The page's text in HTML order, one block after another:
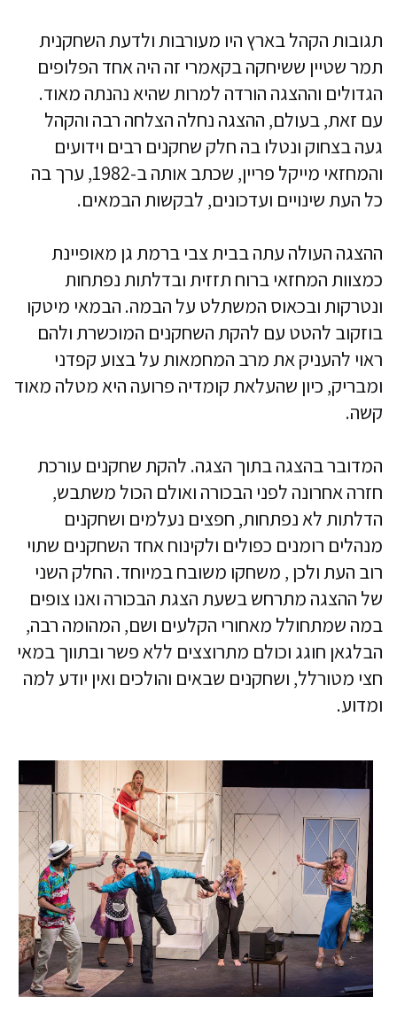
תגובות הקהל בארץ היו מעורבות ולדעת השחקנית
תמר שטיין ששיחקה בקאמרי זה היה אחד הפלופים
הגדולים וההצגה הורדה למרות שהיא נהנתה מאוד.
עם זאת, בעולם, ההצגה נחלה הצלחה רבה והקהל
געה בצחוק ונטלו בה חלק שחקנים רבים וידועים
והמחזאי מייקל פריין, שכתב אותה ב-1982, ערך בה
כל העת שינויים ועדכונים, לבקשות הבמאים.
ההצגה העולה עתה בבית צבי ברמת גן מאופיינת
כמצוות המחזאי ברוח תזזית ובדלתות נפתחות
ונטרקות ובכאוס המשתלט על הבמה. הבמאי מיטקו
בוזקוב להטט עם להקת השחקנים המוכשרת ולהם
ראוי להעניק את מרב המחמאות על בצוע קפדני
ומבריק, כיון שהעלאת קומדיה פרועה היא מטלה מאוד
קשה.
המדובר בהצגה בתוך הצגה. להקת שחקנים עורכת
חזרה אחרונה לפני הבכורה ואולם הכול משתבש,
הדלתות לא נפתחות, חפצים נעלמים ושחקנים
מנהלים רומנים כפולים ולקינוח אחד השחקנים שתוי
רוב העת ולכן , משחקו משובח במיוחד. החלק השני
של ההצגה מתרחש בשעת הצגת הבכורה ואנו צופים
במה שמתחולל מאחורי הקלעים ושם, המהומה רבה,
הבלגאן חוגג וכולם מתרוצצים ללא פשר ובתווך במאי
חצי מטורלל, ושחקנים שבאים והולכים ואין יודע למה
ומדוע.